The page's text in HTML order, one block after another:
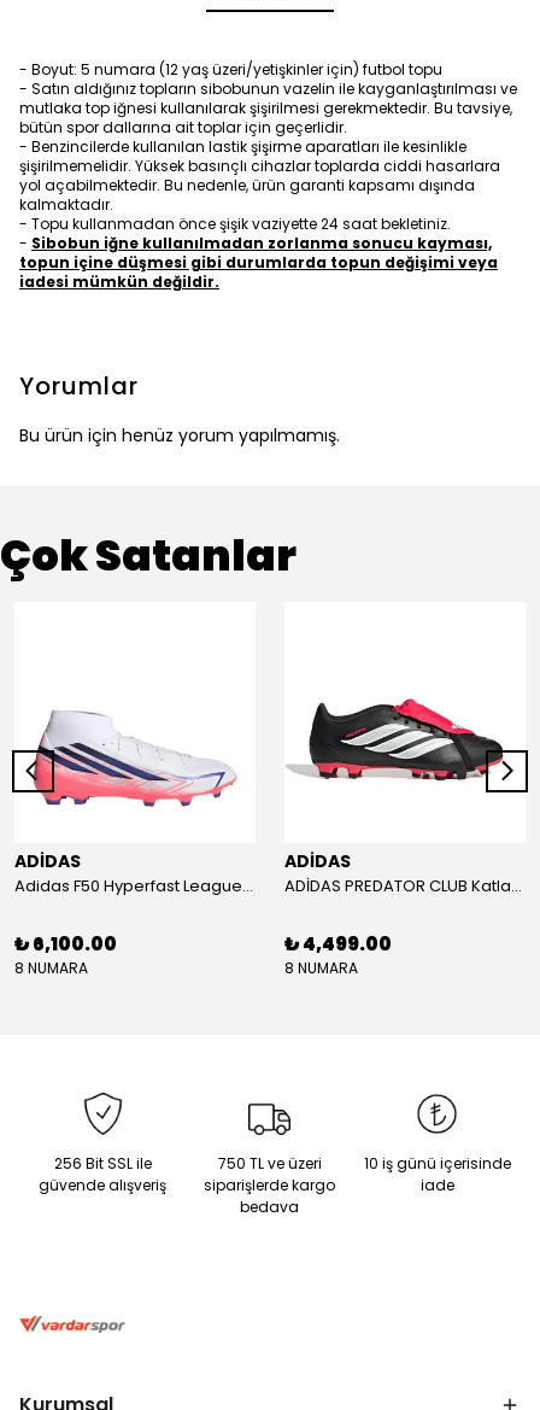
- Boyut: 5 numara (12 yaş üzeri/yetişkinler için) futbol topu
- Satın aldığınız topların sibobunun vazelin ile kayganlaştırılması ve
mutlaka top iğnesi kullanılarak şişirilmesi gerekmektedir. Bu tavsiye,
bütün spor dallarına ait toplar için geçerlidir.
- Benzincilerde kullanılan lastik şişirme aparatları ile kesinlikle
şişirilmemelidir. Yüksek basınçlı cihazlar toplarda ciddi hasarlara
yol açabilmektedir. Bu nedenle, ürün garanti kapsamı dışında
kalmaktadır.
- Topu kullanmadan önce şişik vaziyette 24 saat bekletiniz.
- Sibobun iğne kullanılmadan zorlanma sonucu kayması,
topun içine düşmesi gibi durumlarda topun değişimi veya
iadesi mümkün değildir.
Yorumlar
Bu ürün için henüz yorum yapılmamış.
Çok Satanlar
ADİDAS
Adidas F50 Hyperfast League Mid Erkek Krampon (IH7090)
₺ 6,100.00
8 NUMARA
ADİDAS
ADİDAS PREDATOR CLUB Katlanır Dilli Çim Saha/Çoklu Zemin Kramponu JR3330
₺ 4,499.00
8 NUMARA
256 Bit SSL ile
güvende alışveriş
750 TL ve üzeri
siparişlerde kargo
bedava
10 iş günü içerisinde
iade